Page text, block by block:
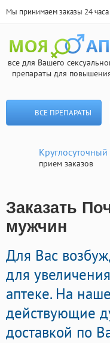
Мы принимаем заказы 24 часа
все для Вашего
препараты для
ВСЕ ПРЕПАРАТЫ
Круглосуточный
прием заказов
Заказать
мужчин
Для Вас
для
аптеке. На
действующие
доставкой по